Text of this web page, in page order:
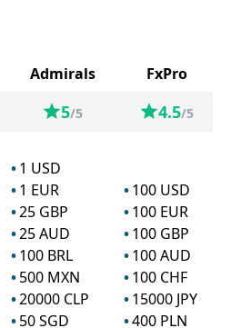
Admirals
FxPro
5/5 4.5/5
1 USD
1 EUR
25 GBP
25AUD
100 BRL
500 MXN
20000 CLP
50SGD
100 USD
100 EUR
100 GBP
100AUD
100 CHF
15000 JPY
400 PLN